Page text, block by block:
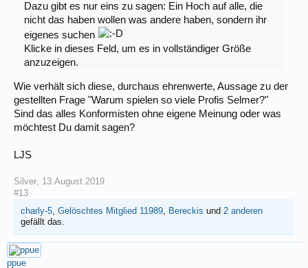
Dazu gibt es nur eins zu sagen: Ein Hoch auf alle, die
nicht das haben wollen was andere haben, sondern ihr
eigenes suchen
Klicke in dieses Feld, um es in vollständiger Größe
anzuzeigen.
Wie verhält sich diese, durchaus ehrenwerte, Aussage zu der
gestellten Frage "Warum spielen so viele Profis Selmer?"
Sind das alles Konformisten ohne eigene Meinung oder was
möchtest Du damit sagen?
LJS
Silver 13.August.2019
#13
charly-5 Gelöschtes Mitglied 11989 Bereckis und 2 anderen
gefällt das.
ppue